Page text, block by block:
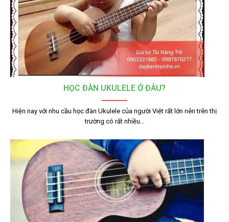
HỌC ĐÀN UKULELE Ở ĐÂU?
Hiện nay với nhu cầu học đàn Ukulele của người Việt rất lớn nên trên thị
trường có rất nhiều…